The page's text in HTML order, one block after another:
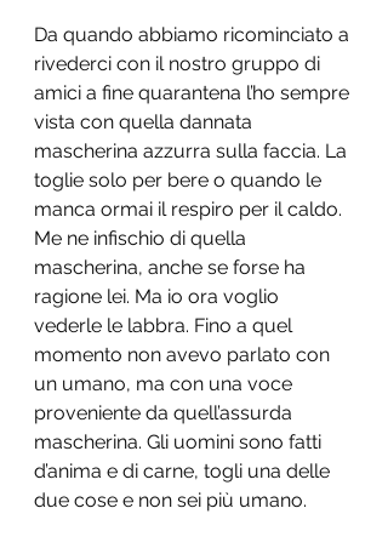
Da quando abbiamo ricominciato a
rivederci con il nostro gruppo di
amici a fine quarantena l’ho sempre
vista con quella dannata
mascherina azzurra sulla faccia. La
toglie solo per bere o quando le
manca ormai il respiro per il caldo.
Me ne infischio di quella
mascherina, anche se forse ha
ragione lei. Ma io ora voglio
vederle le labbra. Fino a quel
momento non avevo parlato con
un umano, ma con una voce
proveniente da quell’assurda
mascherina. Gli uomini sono fatti
d’anima e di carne, togli una delle
due cose e non sei più umano.